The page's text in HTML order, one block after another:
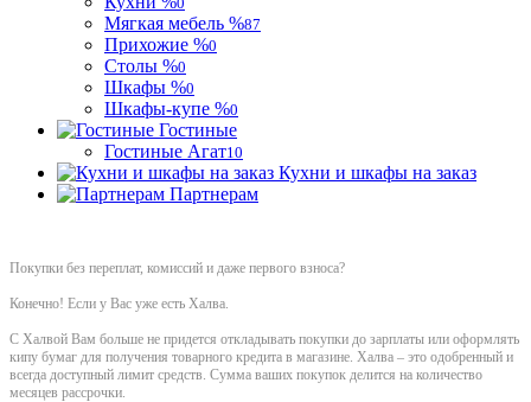
Мягкая мебель %87
Прихожие %0
Столы %0
Шкафы %0
Шкафы-купе %0
Гостиные
Гостиные Агат10
Кухни и шкафы на заказ
Партнерам
Покупки без переплат, комиссий и даже первого взноса?
Конечно! Если у Вас уже есть Халва.
С Халвой Вам больше не придется откладывать покупки до зарплаты или оформлять
кипу бумаг для получения товарного кредита в магазине. Халва – это одобренный и
всегда доступный лимит средств. Сумма ваших покупок делится на количество
месяцев рассрочки.